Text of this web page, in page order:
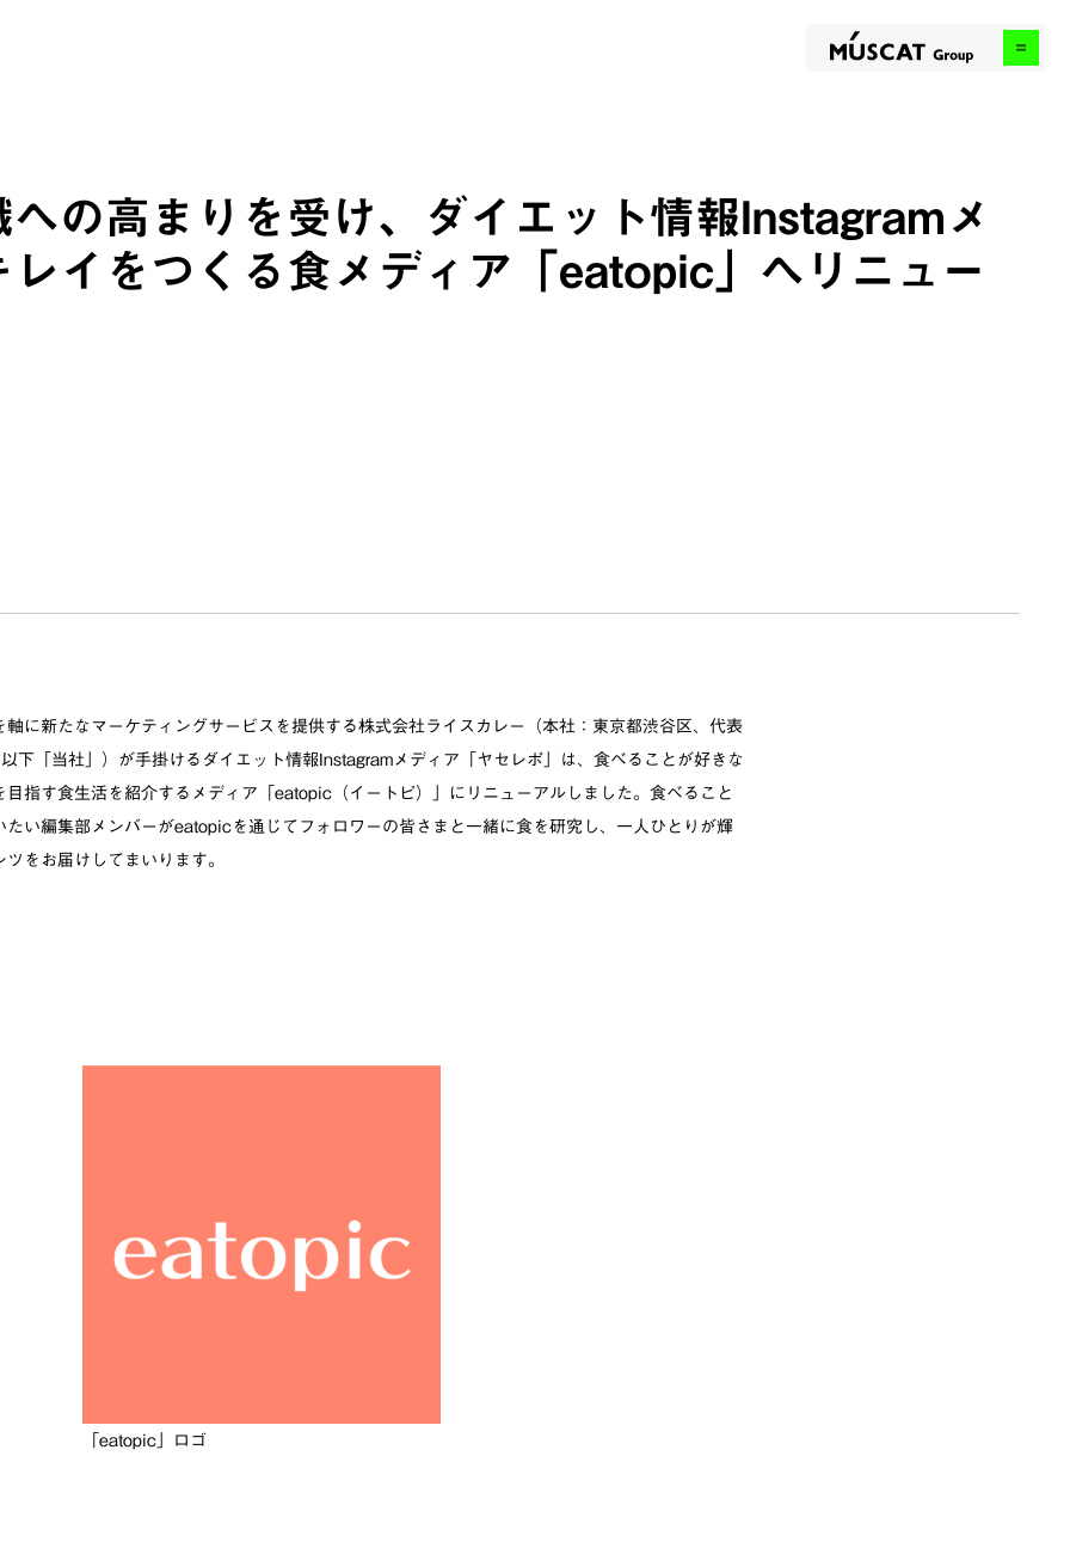
の高まりを受け、ダイエット情報Instagramメ
イをつくる食メディア「eatopic」へリニュー
軸に新たなマーケティングサービスを提供する株式会社ライスカレー（本社：東京都渋谷区、代表
下「当社」）が手掛けるダイエット情報Instagramメディア「ヤセレポ」は、食べることが好きな
指す食生活を紹介するメディア「eatopic（イートピ）」にリニューアルしました。食べること
たい編集部メンバーがeatopicを通じてフォロワーの皆さまと一緒に食を研究し、一人ひとりが輝
をお届けしてまいります。
「eatopic」ロゴ